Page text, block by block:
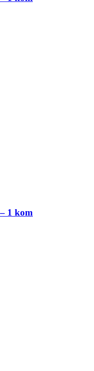
1 kom